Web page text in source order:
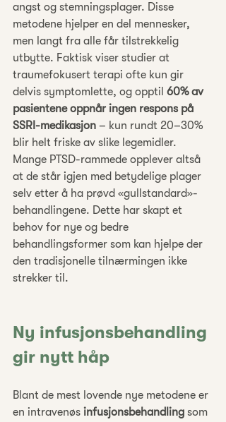
angst og stemningsplager. Disse
metodene hjelper en del mennesker,
men langt fra alle får tilstrekkelig
utbytte. Faktisk viser studier at
traumefokusert terapi ofte kun gir
delvis symptomlette, og opptil 60% av
pasientene oppnår ingen respons på
SSRI-medikasjon – kun rundt 20–30%
blir helt friske av slike legemidler.
Mange PTSD-rammede opplever altså
at de står igjen med betydelige plager
selv etter å ha prøvd «gullstandard»-
behandlingene. Dette har skapt et
behov for nye og bedre
behandlingsformer som kan hjelpe der
den tradisjonelle tilnærmingen ikke
strekker til.
Ny infusjonsbehandling
gir nytt håp
Blant de mest lovende nye metodene er
en intravenøs infusjonsbehandling som